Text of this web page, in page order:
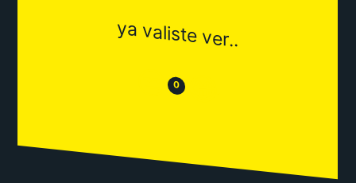
ya valiste ver..
😒 0 😂